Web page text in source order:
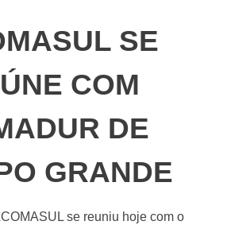
SE
COM
DE
GRANDE
se reuniu hoje com o